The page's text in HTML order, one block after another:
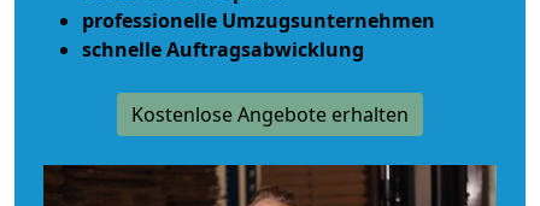
professionelle Umzugsunternehmen
schnelle Auftragsabwicklung
Kostenlose Angebote erhalten